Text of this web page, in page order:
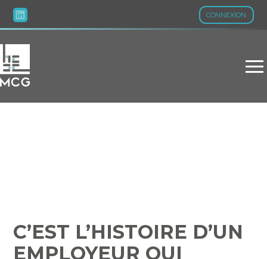
CONNEXION
Aller
au
C’EST L’HISTOIRE D’UN
EMPLOYEUR QUI